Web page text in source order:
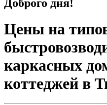
Доброго дня!
Цены на
каркасных
коттеджей в